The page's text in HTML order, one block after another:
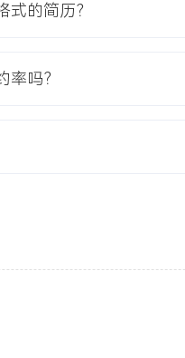
微机原理、单片机与嵌入式系
的简历？
吗？